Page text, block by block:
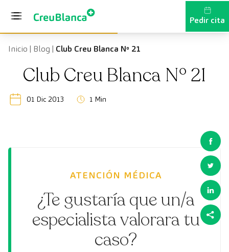
Pedir cita
Inicio | Blog | Club Creu Blanca Nº 21
Club Creu Blanca Nº 21
01 Dic 2013 1 Min
ATENCIÓN MÉDICA
¿Te gustaría que un/a
especialista valorara tu
caso?